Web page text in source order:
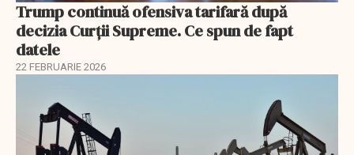
Trump continuă ofensiva tarifară după
decizia Curții Supreme. Ce spun de fapt
datele
22 FEBRUARIE 2026